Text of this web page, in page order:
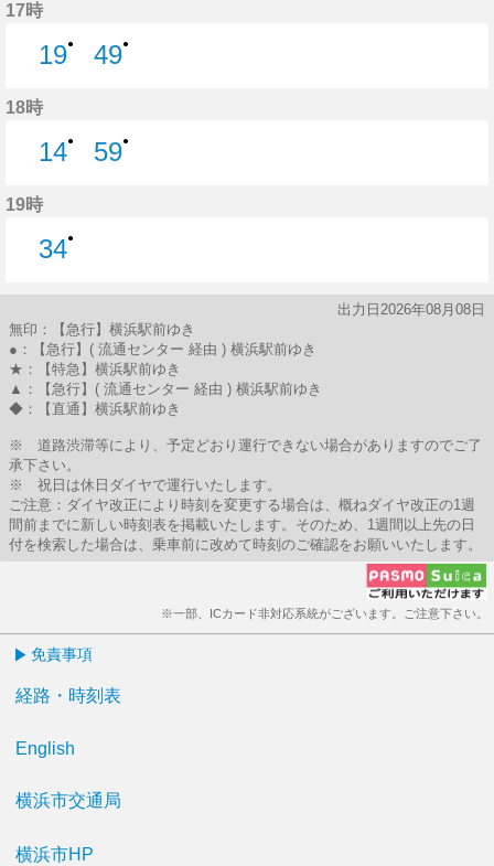
17時
19●
49●
18時
14●
59●
19時
34●
出力日2026年08月08日
無印：【急行】横浜駅前ゆき
●：【急行】( 流通センター 経由 ) 横浜駅前ゆき
★：【特急】横浜駅前ゆき
▲：【急行】( 流通センター 経由 ) 横浜駅前ゆき
◆：【直通】横浜駅前ゆき
※ 道路渋滞等により、予定どおり運行できない場合がありますのでご了
承下さい。
※ 祝日は休日ダイヤで運行いたします。
ご注意：ダイヤ改正により時刻を変更する場合は、概ねダイヤ改正の1週
間前までに新しい時刻表を掲載いたします。そのため、1週間以上先の日
付を検索した場合は、乗車前に改めて時刻のご確認をお願いいたします。
※一部、ICカード非対応系統がございます。ご注意下さい。
免責事項
経路・時刻表
English
横浜市交通局
横浜市HP